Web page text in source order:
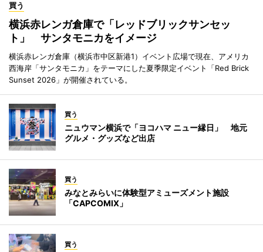
買う
横浜赤レンガ倉庫で「レッドブリックサンセッ
ト」 サンタモニカをイメージ
横浜赤レンガ倉庫（横浜市中区新港1）イベント広場で現在、アメリカ
西海岸「サンタモニカ」をテーマにした夏季限定イベント「Red Brick
Sunset 2026」が開催されている。
買う
ニュウマン横浜で「ヨコハマ ニュー縁日」 地元
グルメ・グッズなど出店
買う
みなとみらいに体験型アミューズメント施設
「CAPCOMIX」
買う